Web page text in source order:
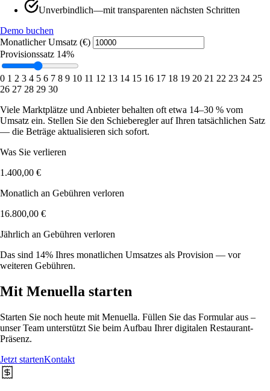
Unverbindlich—mit transparenten nächsten Schritten
Demo buchen
Monatlicher Umsatz (€)
Provisionssatz 14%
0 1 2 3 4 5 6 7 8 9 10 11 12 13 14 15 16 17 18 19 20 21 22 23 24 25
26 27 28 29 30
Viele Marktplätze und Anbieter behalten oft etwa 14–30 % vom
Umsatz ein. Stellen Sie den Schieberegler auf Ihren tatsächlichen Satz
— die Beträge aktualisieren sich sofort.
Was Sie verlieren
1.400,00 €
Monatlich an Gebühren verloren
16.800,00 €
Jährlich an Gebühren verloren
Das sind 14% Ihres monatlichen Umsatzes als Provision — vor
weiteren Gebühren.
Mit Menuella starten
Starten Sie noch heute mit Menuella. Füllen Sie das Formular aus –
unser Team unterstützt Sie beim Aufbau Ihrer digitalen Restaurant-
Präsenz.
Jetzt startenKontakt